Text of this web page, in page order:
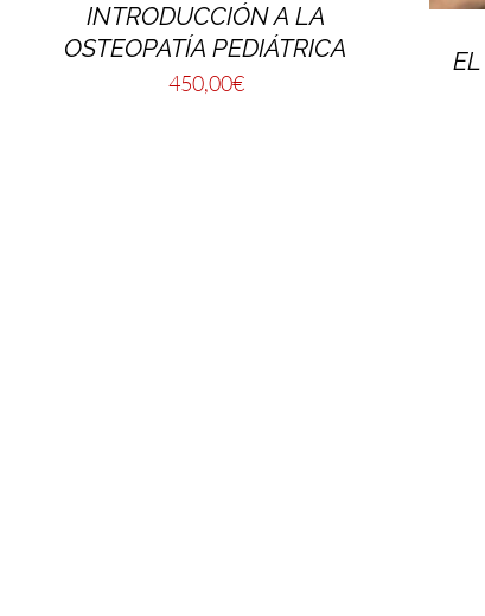
INTRODUCCIÓN A LA
OSTEOPATÍA PEDIÁTRICA
450,00€
EL